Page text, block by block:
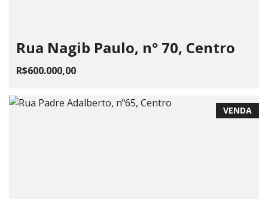
Rua Nagib Paulo, n° 70, Centro
R$600.000,00
VENDA